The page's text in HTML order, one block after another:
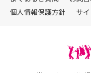
個人情報保護方針
サ